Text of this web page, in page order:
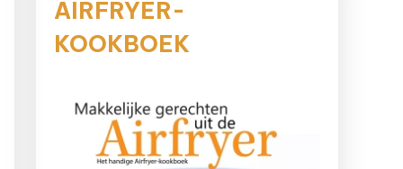
AIRFRYER-
KOOKBOEK